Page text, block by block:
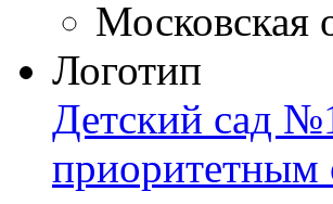
Московская
Логотип
Детский сад
приоритетным